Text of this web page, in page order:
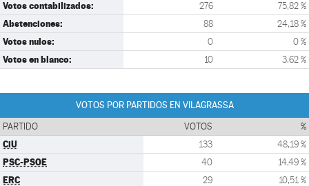
Votos contabilizados: 276 75,82 %
Abstenciones: 88 24,18 %
Votos nulos: 0 0 %
Votos en blanco: 10 3,62 %
VOTOS POR PARTIDOS EN VILAGRASSA
PARTIDO VOTOS %
CiU 133 48,19 %
PSC-PSOE 40 14,49 %
ERC 29 10,51 %